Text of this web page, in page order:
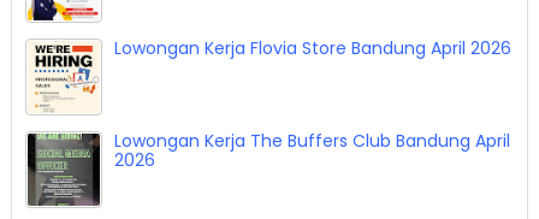
Lowongan Kerja Flovia Store Bandung April 2026
Lowongan Kerja The Buffers Club Bandung April
2026